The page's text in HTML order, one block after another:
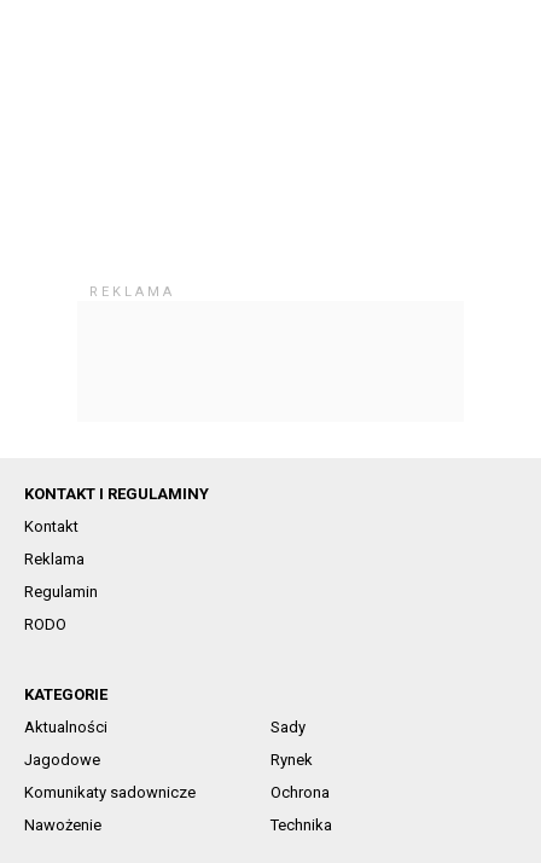
KONTAKT I REGULAMINY
Kontakt
Reklama
Regulamin
RODO
KATEGORIE
Aktualności
Sady
Jagodowe
Rynek
Komunikaty sadownicze
Ochrona
Nawożenie
Technika